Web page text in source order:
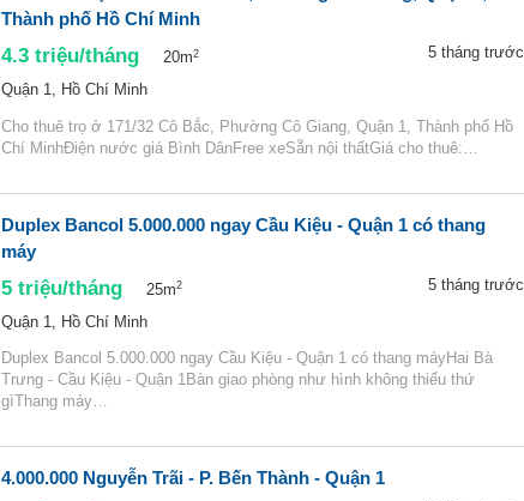
Thành phố Hồ Chí Minh
4.3 triệu/tháng 20m2 5 tháng trước
Quận 1, Hồ Chí Minh
Cho thuê trọ ở 171/32 Cô Bắc, Phường Cô Giang, Quận 1, Thành phố Hồ
Chí MinhĐiện nước giá Bình DânFree xeSẵn nội thấtGiá cho thuê:…
Duplex Bancol 5.000.000 ngay Cầu Kiệu - Quận 1 có thang
máy
5 triệu/tháng 25m2 5 tháng trước
Quận 1, Hồ Chí Minh
Duplex Bancol 5.000.000 ngay Cầu Kiệu - Quận 1 có thang máyHai Bà
Trưng - Cầu Kiệu - Quận 1Bàn giao phòng như hình không thiếu thứ
gìThang máy…
4.000.000 Nguyễn Trãi - P. Bến Thành - Quận 1